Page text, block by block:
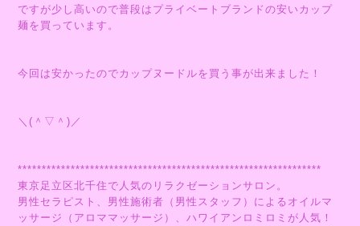
ですが少し高いので普段はプライベートブランドの安いカップ
麺を買っています。
今回は安かったのでカップヌードルを買う事が出来ました！
＼(＾▽＾)／
***************************************************************
東京足立区北千住で人気のリラクゼーションサロン。
男性セラピスト、男性施術者（男性スタッフ）によるオイルマ
ッサージ（アロママッサージ）、ハワイアンロミロミが人気！